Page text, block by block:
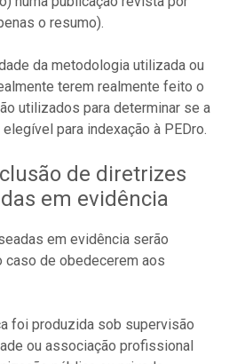
o resumo).
da metodologia utilizada ou
terem realmente feito o
utilizados para determinar se a
para indexação à PEDro.
de diretrizes
em evidência
em evidência serão
caso de obedecerem aos
foi produzida sob supervisão
ou associação profissional